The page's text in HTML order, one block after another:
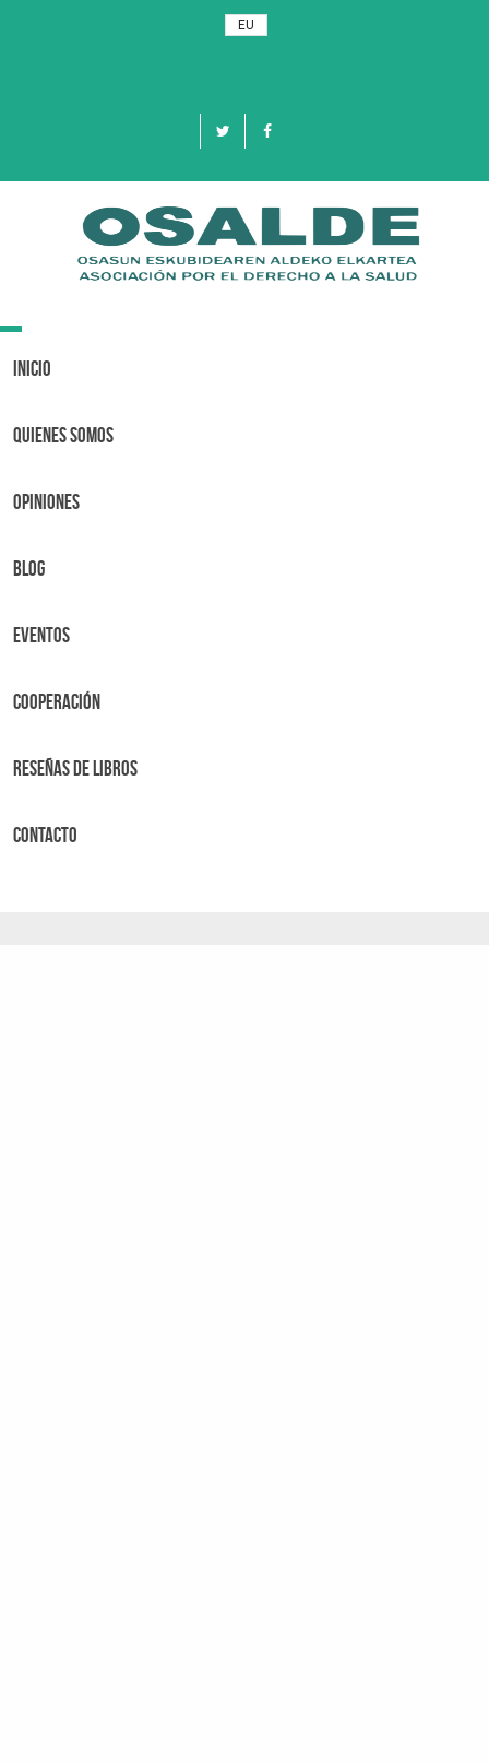
EU
Toggle
Inicio
Quienes Somos
OPINIONES
BLOG
Eventos
Cooperación
Reseñas de libros
Contacto